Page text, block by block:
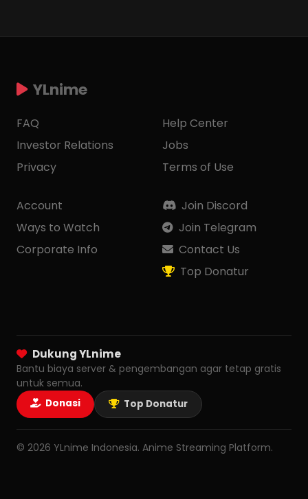
YLnime
FAQ
Investor Relations
Privacy
Help Center
Jobs
Terms of Use
Account
Ways to Watch
Corporate Info
Join Discord
Join Telegram
Contact Us
Top Donatur
Dukung YLnime
Bantu biaya server & pengembangan agar tetap gratis
untuk semua.
Donasi Top Donatur
© 2026 YLnime Indonesia. Anime Streaming Platform.